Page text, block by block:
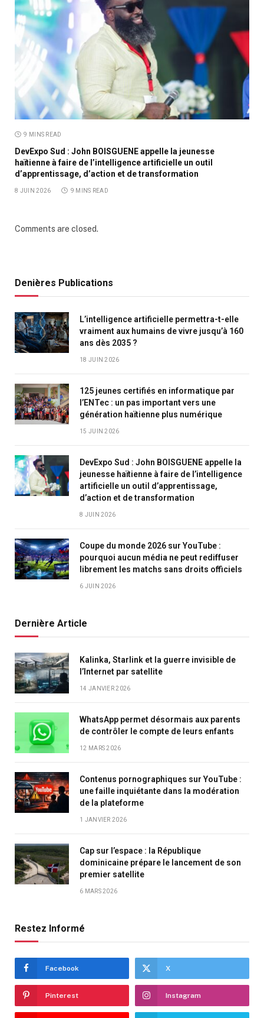
9 MINS READ
DevExpo Sud : John BOISGUENE appelle la jeunesse
haïtienne à faire de l’intelligence artificielle un outil
d’apprentissage, d’action et de transformation
8 JUIN 2026 9 MINS READ
Comments are closed.
Denières Publications
L’intelligence artificielle permettra-t-elle
vraiment aux humains de vivre jusqu’à 160
ans dès 2035 ?
18 JUIN 2026
125 jeunes certifiés en informatique par
l’ENTec : un pas important vers une
génération haïtienne plus numérique
15 JUIN 2026
DevExpo Sud : John BOISGUENE appelle la
jeunesse haïtienne à faire de l’intelligence
artificielle un outil d’apprentissage,
d’action et de transformation
8 JUIN 2026
Coupe du monde 2026 sur YouTube :
pourquoi aucun média ne peut rediffuser
librement les matchs sans droits officiels
6 JUIN 2026
Dernière Article
Kalinka, Starlink et la guerre invisible de
l’Internet par satellite
14 JANVIER 2026
WhatsApp permet désormais aux parents
de contrôler le compte de leurs enfants
12 MARS 2026
Contenus pornographiques sur YouTube :
une faille inquiétante dans la modération
de la plateforme
1 JANVIER 2026
Cap sur l’espace : la République
dominicaine prépare le lancement de son
premier satellite
6 MARS 2026
Restez Informé
Facebook X
Pinterest Instagram